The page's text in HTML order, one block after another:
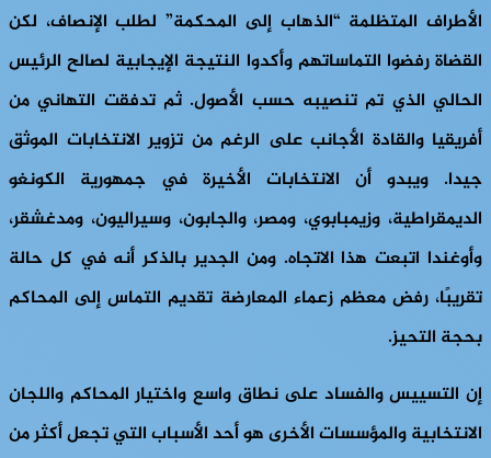
الأطراف المتظلمة “الذهاب إلى المحكمة” لطلب الإنصاف، لكن
القضاة رفضوا التماساتهم وأكدوا النتيجة الإيجابية لصالح الرئيس
الحالي الذي تم تنصيبه حسب الأصول. ثم تدفقت التهاني من
أفريقيا والقادة الأجانب على الرغم من تزوير الانتخابات الموثق
جيدا. ويبدو أن الانتخابات الأخيرة في جمهورية الكونغو
الديمقراطية، وزيمبابوي، ومصر، والجابون، وسيراليون، ومدغشقر،
وأوغندا اتبعت هذا الاتجاه. ومن الجدير بالذكر أنه في كل حالة
تقريبًا، رفض معظم زعماء المعارضة تقديم التماس إلى المحاكم
بحجة التحيز.
إن التسييس والفساد على نطاق واسع واختيار المحاكم واللجان
الانتخابية والمؤسسات الأخرى هو أحد الأسباب التي تجعل أكثر من